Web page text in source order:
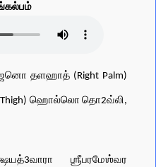
தளஹாத் (Right Palm)
Thigh) ஹொல்லொ தொ2வ்லி,
ஶ்ரீபரமேஶ்வர